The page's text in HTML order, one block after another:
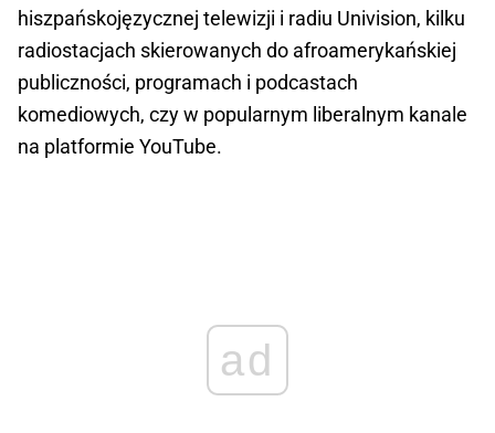
hiszpańskojęzycznej telewizji i radiu Univision, kilku
radiostacjach skierowanych do afroamerykańskiej
publiczności, programach i podcastach
komediowych, czy w popularnym liberalnym kanale
na platformie YouTube.
ad